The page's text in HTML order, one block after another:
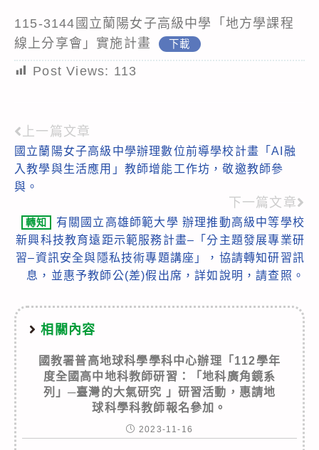
115-3144國立蘭陽女子高級中學「地方學課程
線上分享會」實施計畫
下載
Post Views: 113
Read
more
articles
上一篇文章
國立蘭陽女子高級中學辦理數位前導學校計畫「AI融
入教學與生活應用」教師增能工作坊，敬邀教師參
與。
下一篇文章
轉知
有關國立高雄師範大學 辦理推動高級中等學校
新興科技教育遠距示範服務計畫–「分主題發展專業研
習–資訊安全與隱私技術專題講座」，協請轉知研習訊
息，並惠予教師公(差)假出席，詳如說明，請查照。
相關內容
國教署普高地球科學學科中心辦理「112學年
度全國高中地科教師研習：「地科廣角鏡系
列」─臺灣的大氣研究 」研習活動，惠請地
球科學科教師報名參加。
2023-11-16